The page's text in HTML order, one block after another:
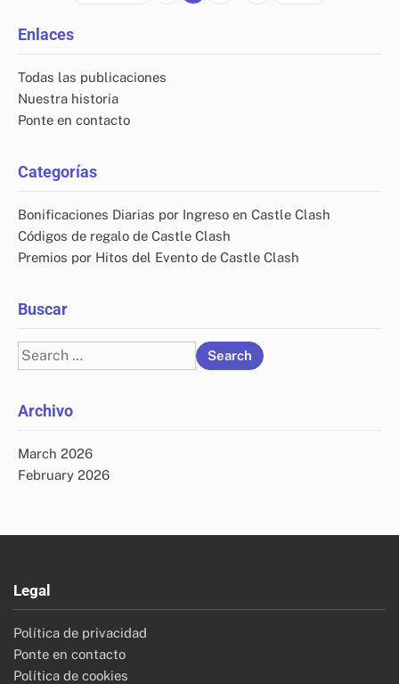
Enlaces
Todas las publicaciones
Nuestra historia
Ponte en contacto
Categorías
Bonificaciones Diarias por Ingreso en Castle Clash
Códigos de regalo de Castle Clash
Premios por Hitos del Evento de Castle Clash
Buscar
Search
for:
Archivo
March 2026
February 2026
Legal
Política de privacidad
Ponte en contacto
Política de cookies